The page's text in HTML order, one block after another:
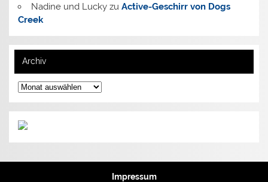
Nadine und Luckyzu Active-Geschirr von Dogs
Creek
Archiv
Archiv
Impressum